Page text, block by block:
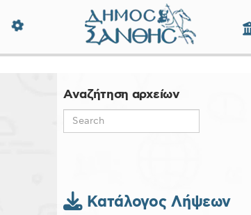
Δήμος Ξάνθης - Επίσημη
Αναζήτηση αρχείων
Κατάλογος Λήψεων